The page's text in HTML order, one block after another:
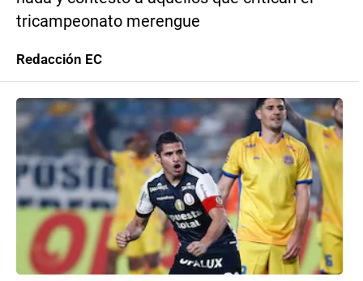
tricampeonato merengue
Redacción EC